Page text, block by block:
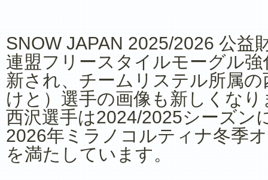
SNOW JAPAN 2025/2026 公益
連盟フリースタイルモーグル
新され、チームリステル所属
けと）選手の画像も新しくなり
西沢選手は2024/2025シーズン
2026年ミラノコルティナ冬季
を満たしています。